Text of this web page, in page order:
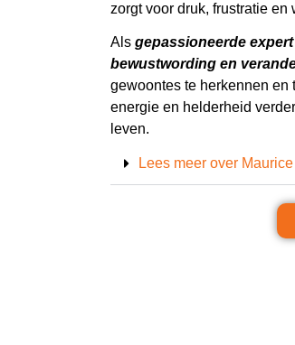
zorgt voor druk, frustratie en
Als gepassioneerde expert
bewustwording en
gewoontes te herkennen en
energie en helderheid
leven.
Lees meer over Maurice